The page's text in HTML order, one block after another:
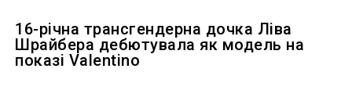
16-річна трансгендерна дочка Ліва
Шрайбера дебютувала як модель на
показі Valentino